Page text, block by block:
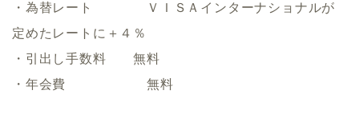
・為替レート ＶＩＳＡインターナショナルが
定めたレートに＋４％
・引出し手数料 無料
・年会費 無料